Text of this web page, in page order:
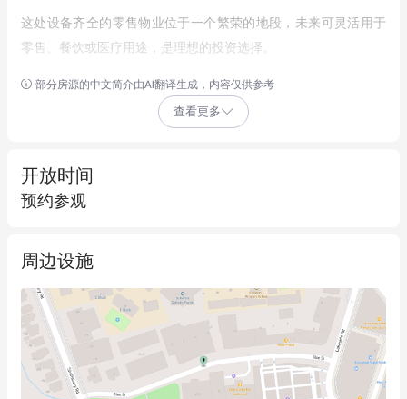
这处设备齐全的零售物业位于一个繁荣的地段，未来可灵活用于
零售、餐饮或医疗用途，是理想的投资选择。
- 约100平方米的内部零售空间，适合零售、餐饮或医疗用途的多
- 产权面积：255平方米
- 后方独立通道方便货物运送和员工进出，支持顺畅的业务运营
- 挑高天花板和明亮开阔的室内环境为顾客营造了温馨的氛围
- 现有装修包括隔油池和机械通风系统，节省了大量的前期成本
部分房源的中文简介由AI翻译生成，内容仅供参考
查看更多
开放时间
预约参观
周边设施